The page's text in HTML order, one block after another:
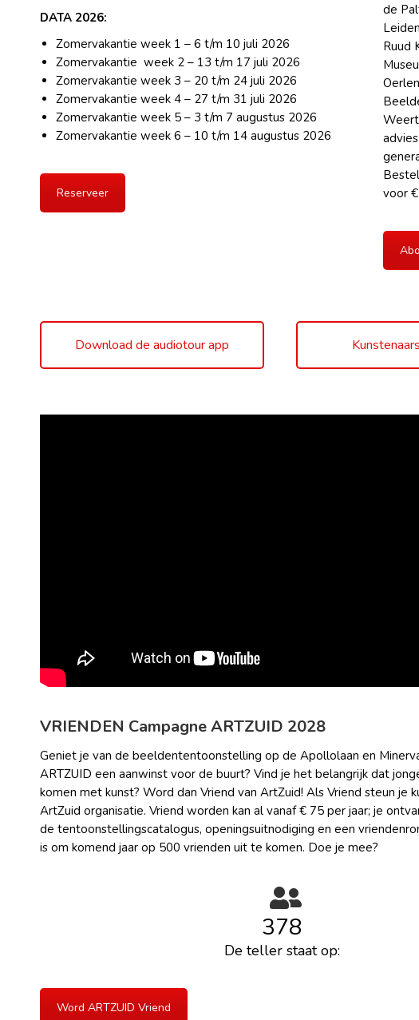
DATA 2026:
Zomervakantie week 1 – 6 t/m 10 juli 2026
Zomervakantie week 2 – 13 t/m 17 juli 2026
Zomervakantie week 3 – 20 t/m 24 juli 2026
Zomervakantie week 4 – 27 t/m 31 juli 2026
Zomervakantie week 5 – 3 t/m 7 augustus 2026
Zomervakantie week 6 – 10 t/m 14 augustus 2026
Reserveer
de
Ruud
voor
Download de audiotour app
VRIENDEN Campagne ARTZUID 2028
Geniet je van de beeldententoonstelling op de Apollolaan en
ARTZUID een aanwinst voor de buurt? Vind je het belangrijk dat
komen met kunst? Word dan Vriend van ArtZuid! Als Vriend steun je
ArtZuid organisatie. Vriend worden kan al vanaf € 75 per jaar; je
de tentoonstellingscatalogus, openingsuitnodiging en een
is om komend jaar op 500 vrienden uit te komen. Doe je mee?
378
De teller staat op:
Word ARTZUID Vriend